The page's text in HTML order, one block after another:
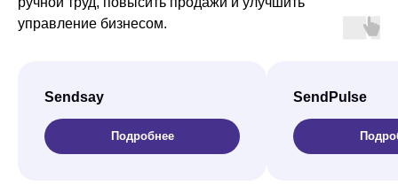
управление бизнесом.
Sendsay
Подробнее
SendPulse